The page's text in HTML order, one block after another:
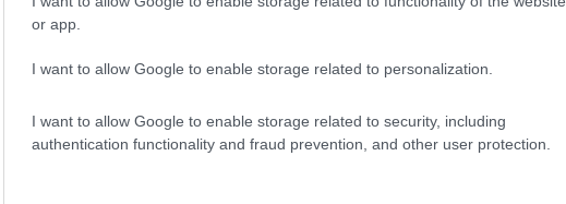
or app.
I want to allow Google to enable storage related to personalization.
I want to allow Google to enable storage related to security, including
authentication functionality and fraud prevention, and other user protection.
σοβαρών ελλείψεων προσωπικού
χωρίς να μειώνεται η ποσότητα του φαγητού [μελέτη]
Ο FDA ενέκρινε φάρμακο για τη ναρκοληψία